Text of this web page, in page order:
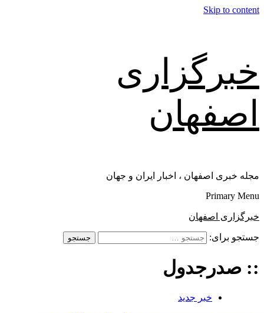
Skip to content
خبرگزاری
اصفهان
مجله خبری اصفهان ، اخبار ایران و جهان
Primary Menu
خبرگزاری اصفهان
جستجو برای:
:: صدرجدول
خبر جدید